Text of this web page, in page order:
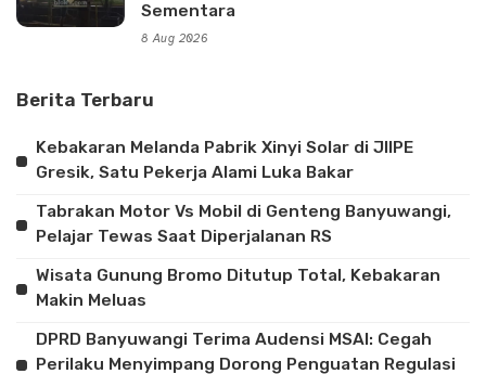
Sementara
8 Aug 2026
Berita Terbaru
Kebakaran Melanda Pabrik Xinyi Solar di JIIPE
Gresik, Satu Pekerja Alami Luka Bakar
Tabrakan Motor Vs Mobil di Genteng Banyuwangi,
Pelajar Tewas Saat Diperjalanan RS
Wisata Gunung Bromo Ditutup Total, Kebakaran
Makin Meluas
DPRD Banyuwangi Terima Audensi MSAI: Cegah
Perilaku Menyimpang Dorong Penguatan Regulasi